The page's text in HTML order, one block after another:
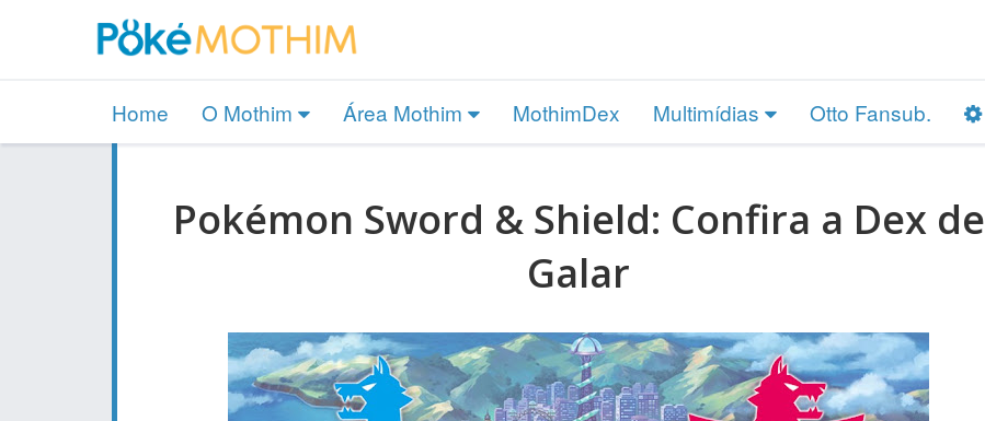
Home O Mothim Área Mothim MothimDex Multimídias Otto Fansub.
Pokémon Sword & Shield: Confira a Dex de
Galar